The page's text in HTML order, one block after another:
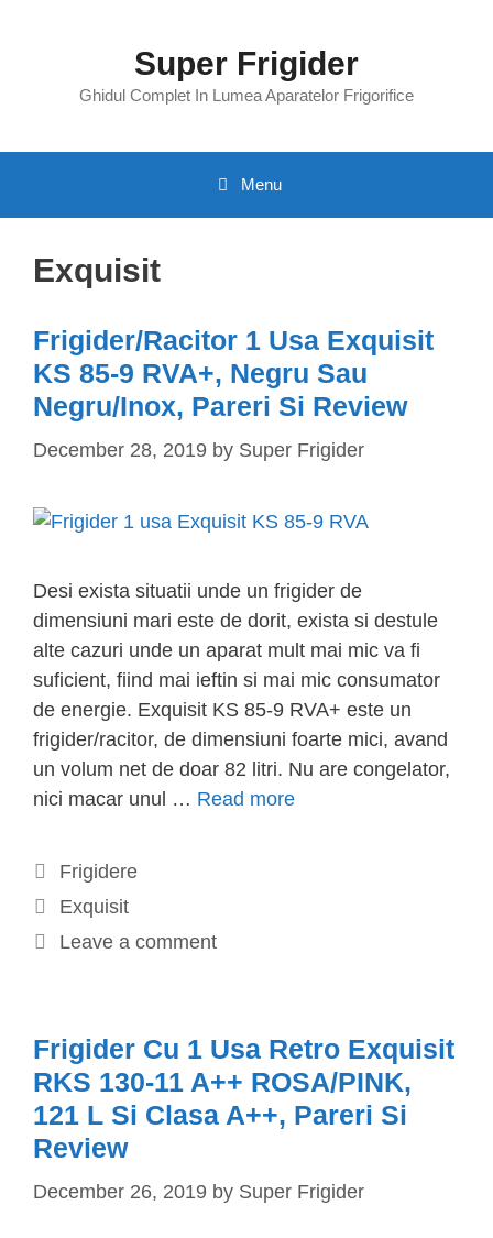
Super Frigider
Ghidul Complet In Lumea Aparatelor Frigorifice
Menu
Exquisit
Frigider/Racitor 1 Usa Exquisit
KS 85-9 RVA+, Negru Sau
Negru/Inox, Pareri Si Review
December 28, 2019 by Super Frigider
Desi exista situatii unde un frigider de
dimensiuni mari este de dorit, exista si destule
alte cazuri unde un aparat mult mai mic va fi
suficient, fiind mai ieftin si mai mic consumator
de energie. Exquisit KS 85-9 RVA+ este un
frigider/racitor, de dimensiuni foarte mici, avand
un volum net de doar 82 litri. Nu are congelator,
nici macar unul … Read moreFrigider/Racitor
Negru
sau
Negru/Inox,
Pareri
Review
Categories
Frigidere
Tags
Exquisit
Leave a comment
Frigider Cu 1 Usa Retro Exquisit
RKS 130-11 A++ ROSA/PINK,
121 L Si Clasa A++, Pareri Si
Review
December 26, 2019 by Super Frigider